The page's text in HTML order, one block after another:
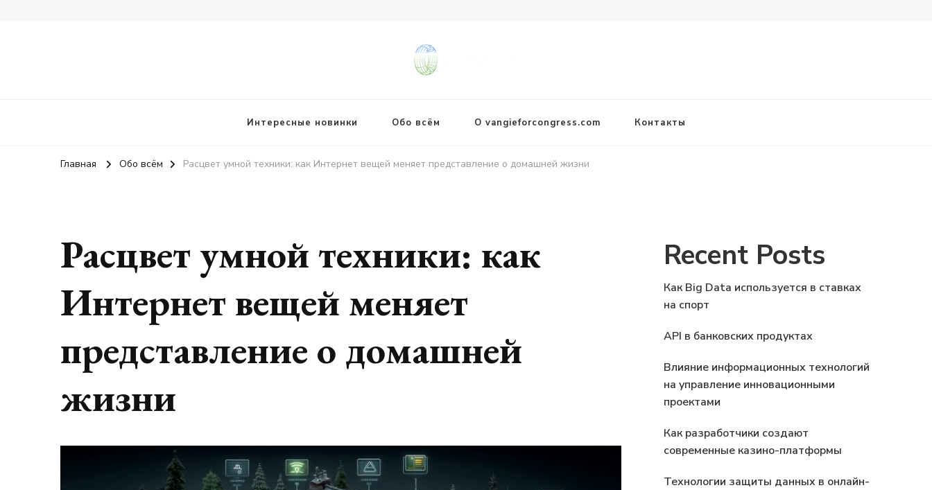
Интересные новинки Обо всём О vangieforcongress.com Контакты
Главная Обо всём Расцвет умной техники: как Интернет вещей меняет представление о домашней жизни
Расцвет умной техники: как
Интернет вещей меняет
представление о домашней
жизни
Recent Posts
Как Big Data используется в ставках
на спорт
API в банковских продуктах
Влияние информационных технологий
на управление инновационными
проектами
Как разработчики создают
современные казино-платформы
Технологии защиты данных в онлайн-